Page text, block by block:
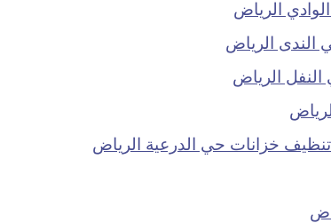
الرياض
الرياض
الرياض
تنظيف خزانات حي الدرعية الرياض